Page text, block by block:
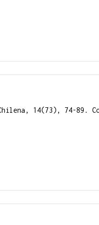
14(73), 74-89.